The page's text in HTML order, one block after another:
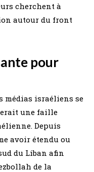
cherchent à
autour du front
pour
médias israéliens se
une faille
Depuis
avoir étendu ou
du Liban afin
de la